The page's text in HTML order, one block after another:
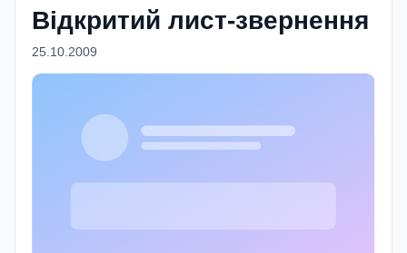
Відкритий лист-звернення
25.10.2009